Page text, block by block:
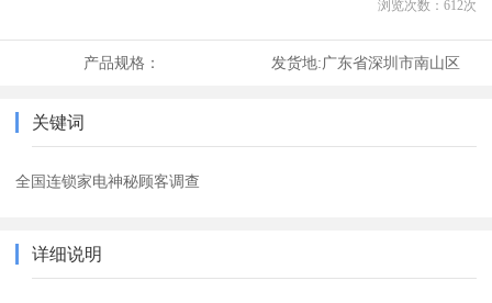
浏览次数： 612次
产品规格： 发货地:广东省深圳市南山区
关键词
全国连锁家电神秘顾客调查
详细说明